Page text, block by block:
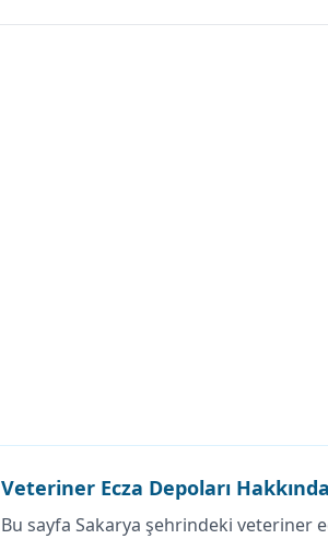
Veteriner Ecza Depoları Hakkında
Bu sayfa Sakarya şehrindeki veteriner